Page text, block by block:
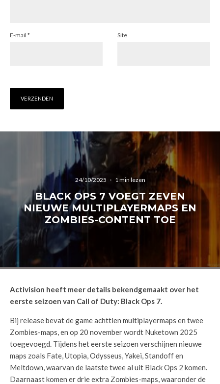
E-mail * Site
24/10/2025 · 1 min lezen
BLACK OPS 7 VOEGT ZEVEN
NIEUWE MULTIPLAYERMAPS EN
ZOMBIES-CONTENT TOE
Activision heeft meer details bekendgemaakt over het
eerste seizoen van Call of Duty: Black Ops 7.
Bij release bevat de game achttien multiplayermaps en twee
Zombies-maps, en op 20 november wordt Nuketown 2025
toegevoegd. Tijdens het eerste seizoen verschijnen nieuwe
maps zoals Fate, Utopia, Odysseus, Yakei, Standoff en
Meltdown, waarvan de laatste twee al uit Black Ops 2 komen.
Daarnaast komen er drie extra Zombies-maps, waaronder de